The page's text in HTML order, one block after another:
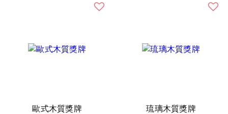
歐式木質獎牌 琉璃木質獎牌